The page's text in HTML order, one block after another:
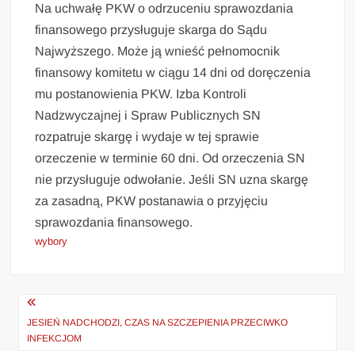
Na uchwałę PKW o odrzuceniu sprawozdania
finansowego przysługuje skarga do Sądu
Najwyższego. Może ją wnieść pełnomocnik
finansowy komitetu w ciągu 14 dni od doręczenia
mu postanowienia PKW. Izba Kontroli
Nadzwyczajnej i Spraw Publicznych SN
rozpatruje skargę i wydaje w tej sprawie
orzeczenie w terminie 60 dni. Od orzeczenia SN
nie przysługuje odwołanie. Jeśli SN uzna skargę
za zasadną, PKW postanawia o przyjęciu
sprawozdania finansowego.
wybory
Nawigacja
wpisu
JESIEŃ NADCHODZI, CZAS NA SZCZEPIENIA PRZECIWKO
INFEKCJOM